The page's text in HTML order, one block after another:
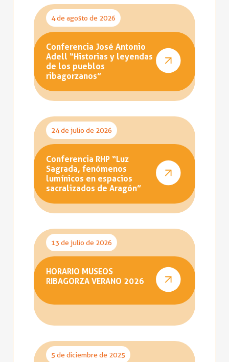
4 de agosto de 2026
Conferencia José Antonio
Adell “Historias y leyendas
de los pueblos
ribagorzanos”
24 de julio de 2026
Conferencia RHP “Luz
Sagrada, fenómenos
lumínicos en espacios
sacralizados de Aragón”
13 de julio de 2026
HORARIO MUSEOS
RIBAGORZA VERANO 2026
5 de diciembre de 2025